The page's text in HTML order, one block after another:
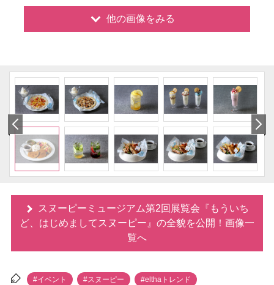
他の画像をみる
スヌーピーミュージアム第2回展覧会『もういち
ど、はじめましてスヌーピー』の全貌を公開！画像一
覧へ
#イベント #スヌーピー #elthaトレンド